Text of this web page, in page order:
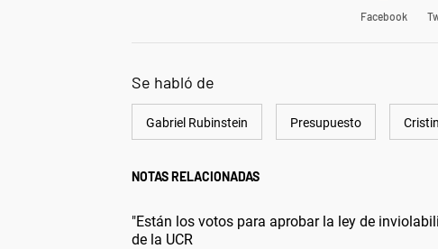
Facebook
Se habló de
Gabriel Rubinstein Presupuesto
NOTAS RELACIONADAS
"Están los votos para aprobar la ley de
de la UCR